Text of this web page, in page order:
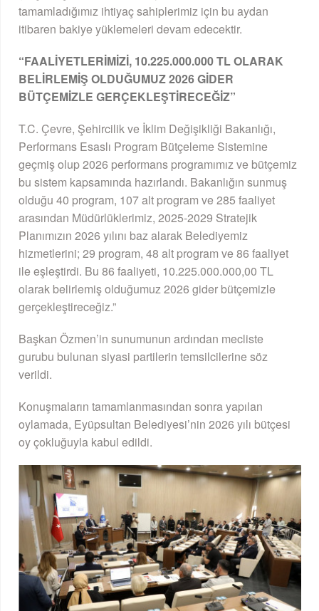
tamamladığımız ihtiyaç sahiplerimiz için bu aydan
itibaren bakiye yüklemeleri devam edecektir.
“FAALİYETLERİMİZİ, 10.225.000.000 TL OLARAK
BELİRLEMİŞ OLDUĞUMUZ 2026 GİDER
BÜTÇEMİZLE GERÇEKLEŞTİRECEĞİZ”
T.C. Çevre, Şehircilik ve İklim Değişikliği Bakanlığı,
Performans Esaslı Program Bütçeleme Sistemine
geçmiş olup 2026 performans programımız ve bütçemiz
bu sistem kapsamında hazırlandı. Bakanlığın sunmuş
olduğu 40 program, 107 alt program ve 285 faaliyet
arasından Müdürlüklerimiz, 2025-2029 Stratejik
Planımızın 2026 yılını baz alarak Belediyemiz
hizmetlerini; 29 program, 48 alt program ve 86 faaliyet
ile eşleştirdi. Bu 86 faaliyeti, 10.225.000.000,00 TL
olarak belirlemiş olduğumuz 2026 gider bütçemizle
gerçekleştireceğiz.”
Başkan Özmen’in sunumunun ardından mecliste
gurubu bulunan siyasi partilerin temsilcilerine söz
verildi.
Konuşmaların tamamlanmasından sonra yapılan
oylamada, Eyüpsultan Belediyesi’nin 2026 yılı bütçesi
oy çokluğuyla kabul edildi.